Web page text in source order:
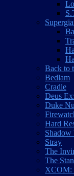
Back to
Bedlam
Cradle
Deus
Duke
Hard
Shadow
Stray
The
The
XCOM: